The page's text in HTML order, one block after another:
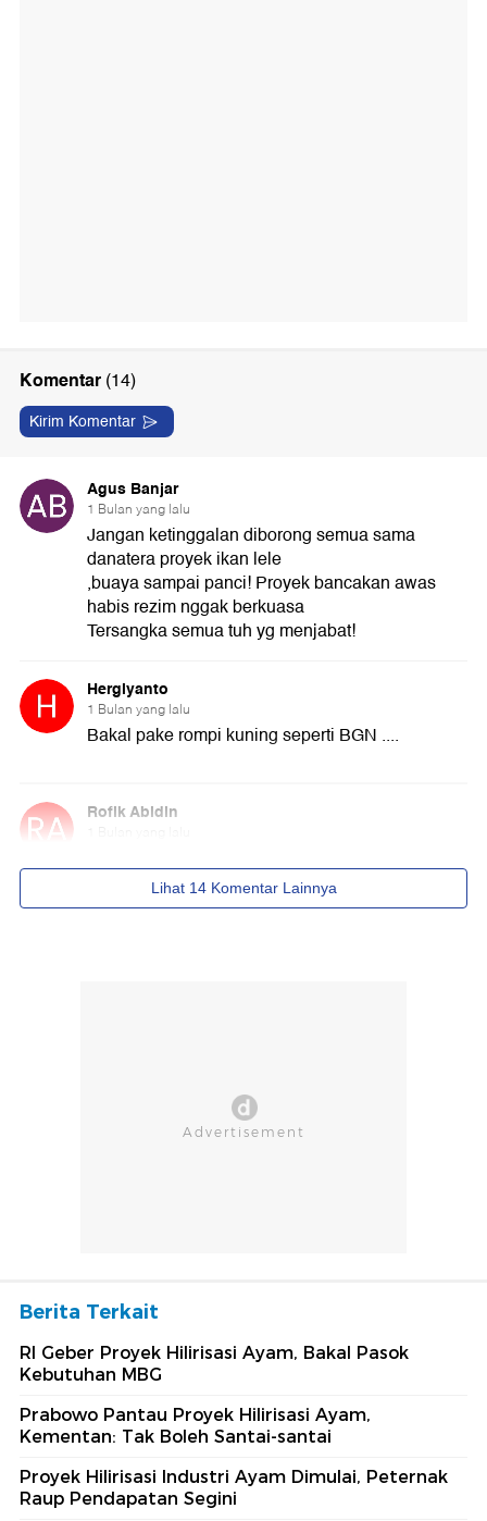
Berita Terkait
RI Geber Proyek Hilirisasi Ayam, Bakal Pasok
Kebutuhan MBG
Prabowo Pantau Proyek Hilirisasi Ayam,
Kementan: Tak Boleh Santai-santai
Proyek Hilirisasi Industri Ayam Dimulai, Peternak
Raup Pendapatan Segini